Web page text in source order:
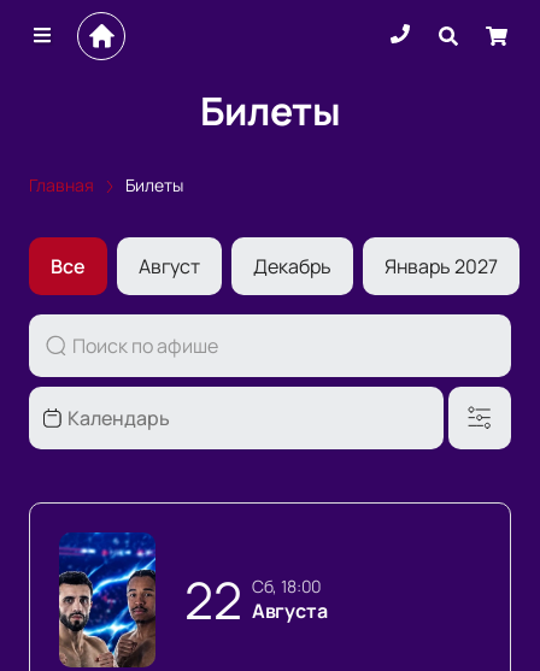
Билеты
Главная Билеты
Все Август Декабрь Январь 2027
22 сб, 18:00
Августа